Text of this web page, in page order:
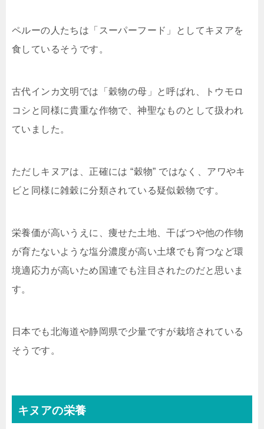
ペルーの人たちは「スーパーフード」としてキヌアを
食しているそうです。
古代インカ文明では「穀物の母」と呼ばれ、トウモロ
コシと同様に貴重な作物で、神聖なものとして扱われ
ていました。
ただしキヌアは、正確には “穀物” ではなく、アワやキ
ビと同様に雑穀に分類されている疑似穀物です。
栄養価が高いうえに、痩せた土地、干ばつや他の作物
が育たないような塩分濃度が高い土壌でも育つなど環
境適応力が高いため国連でも注目されたのだと思いま
す。
日本でも北海道や静岡県で少量ですが栽培されている
そうです。
キヌアの栄養